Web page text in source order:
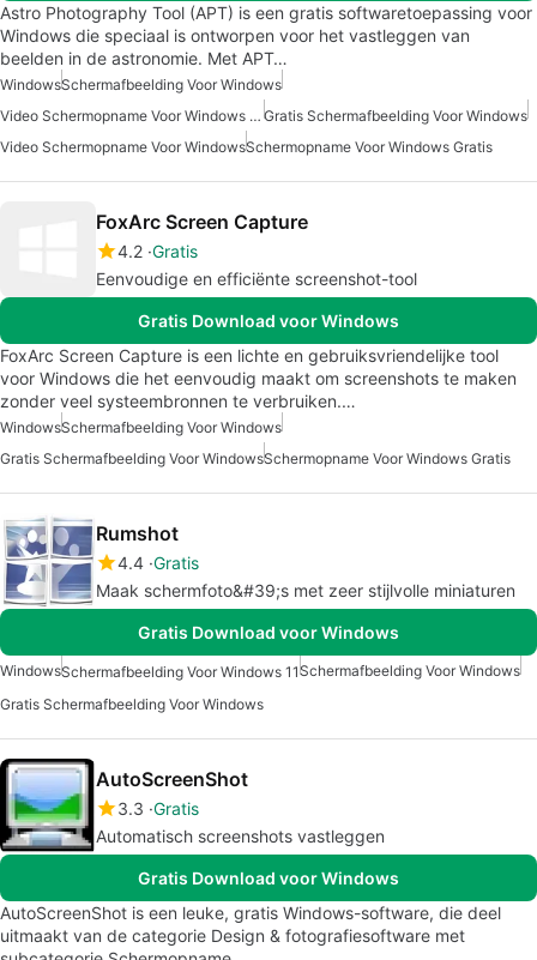
Astro Photography Tool (APT) is een gratis softwaretoepassing voor
Windows die speciaal is ontworpen voor het vastleggen van
beelden in de astronomie. Met APT…
WindowsSchermafbeelding Voor Windows
Video Schermopname Voor Windows Gratis Gratis Schermafbeelding Voor Windows
Video Schermopname Voor WindowsSchermopname Voor Windows Gratis
FoxArc Screen Capture
4.2 Gratis
Eenvoudige en efficiënte screenshot-tool
Gratis Download voor Windows
FoxArc Screen Capture is een lichte en gebruiksvriendelijke tool
voor Windows die het eenvoudig maakt om screenshots te maken
zonder veel systeembronnen te verbruiken.…
WindowsSchermafbeelding Voor Windows
Gratis Schermafbeelding Voor WindowsSchermopname Voor Windows Gratis
Rumshot
4.4 Gratis
Maak schermfoto&#39;s met zeer stijlvolle miniaturen
Gratis Download voor Windows
WindowsSchermafbeelding Voor Windows 11Schermafbeelding Voor Windows
Gratis Schermafbeelding Voor Windows
AutoScreenShot
3.3 Gratis
Automatisch screenshots vastleggen
Gratis Download voor Windows
AutoScreenShot is een leuke, gratis Windows-software, die deel
uitmaakt van de categorie Design & fotografiesoftware met